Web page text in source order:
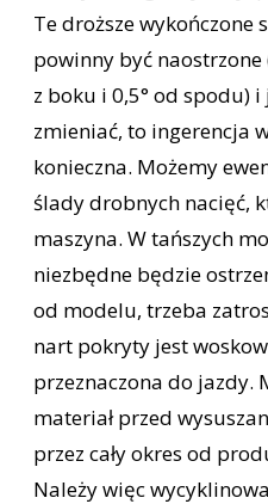
Te droższe wykończone
powinny być naostrzone
z boku i 0,5° od spodu)
zmieniać, to ingerencja
konieczna. Możemy
ślady drobnych nacięć,
maszyna. W tańszych
niezbędne będzie
od modelu, trzeba
nart pokryty jest
przeznaczona do jazdy.
materiał przed
przez cały okres od
Należy więc